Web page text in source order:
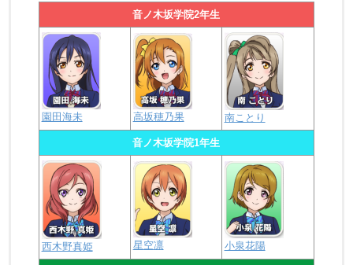
音ノ木坂学院2年生
園田海未 高坂穂乃果 南ことり
音ノ木坂学院1年生
西木野真姫 星空凛 小泉花陽